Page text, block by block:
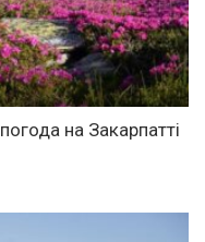
на Закарпатті